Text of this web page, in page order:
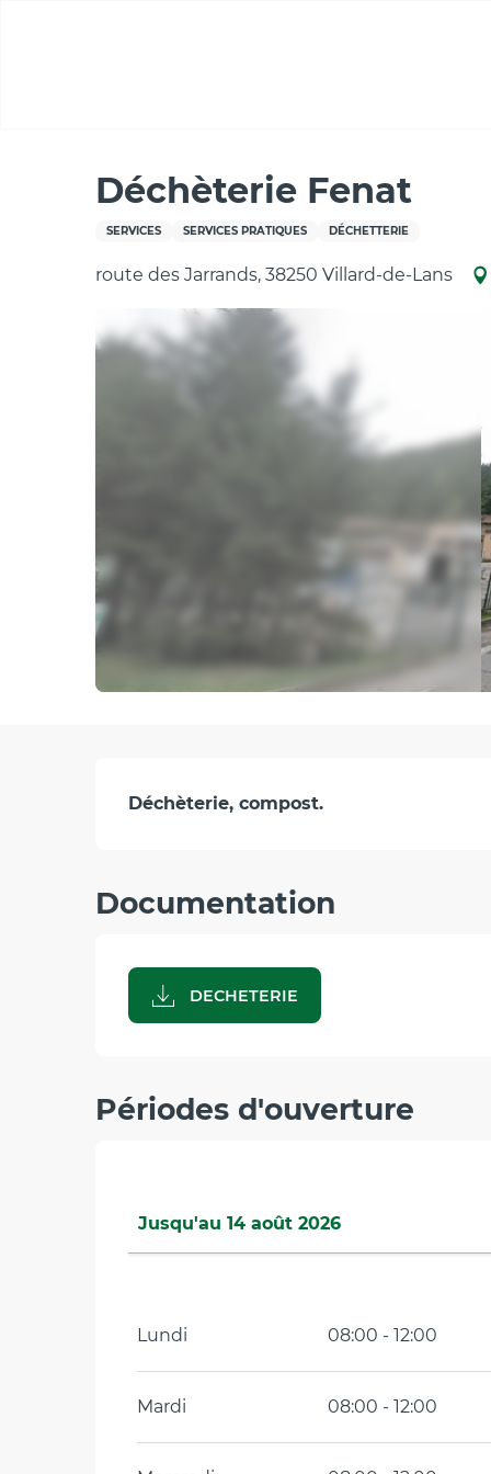
Déchèterie Fenat
SERVICES SERVICES PRATIQUES DÉCHETTERIE
route des Jarrands, 38250 Villard-de-Lans
Description
Déchèterie, compost.
Documentation
DECHETERIE
Périodes d'ouverture
Du1 avril 2026 5 avril 2026
Du7 avril 2026 30 avril 2026
Jusqu'au 14 août 2026
Lundi 08:00 - 12:00
Mardi 08:00 - 12:00